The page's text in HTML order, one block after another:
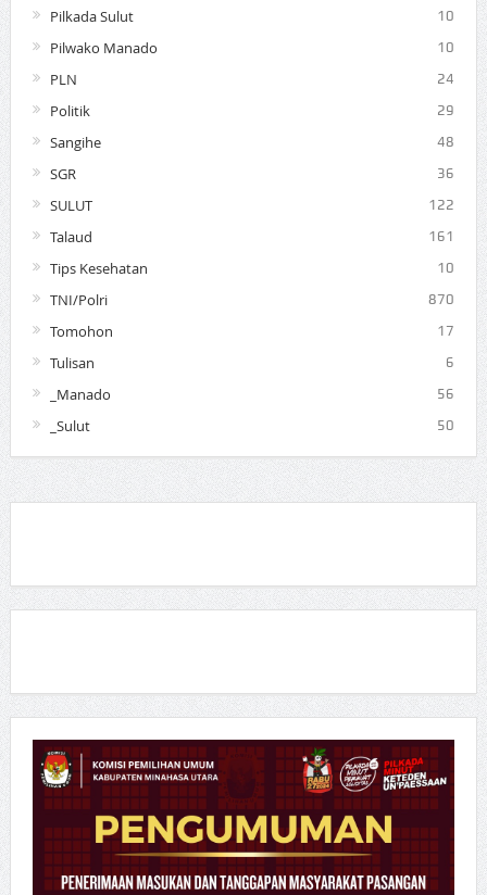
Pilkada Sulut 10
Pilwako Manado 10
PLN 24
Politik 29
Sangihe 48
SGR 36
SULUT 122
Talaud 161
Tips Kesehatan 10
TNI/Polri 870
Tomohon 17
Tulisan 6
_Manado 56
_Sulut 50